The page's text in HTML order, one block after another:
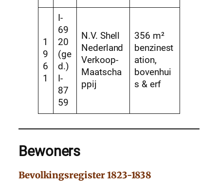
1
9
6
1
I-
69
20
(ge
d.)
I-
87
59
N.V. Shell
Nederland
Verkoop-
Maatscha
ppij
356 m²
benzinest
ation,
bovenhui
s & erf
Bewoners
Bevolkingsregister 1823-1838